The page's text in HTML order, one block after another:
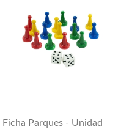
Ficha Parques - Unidad